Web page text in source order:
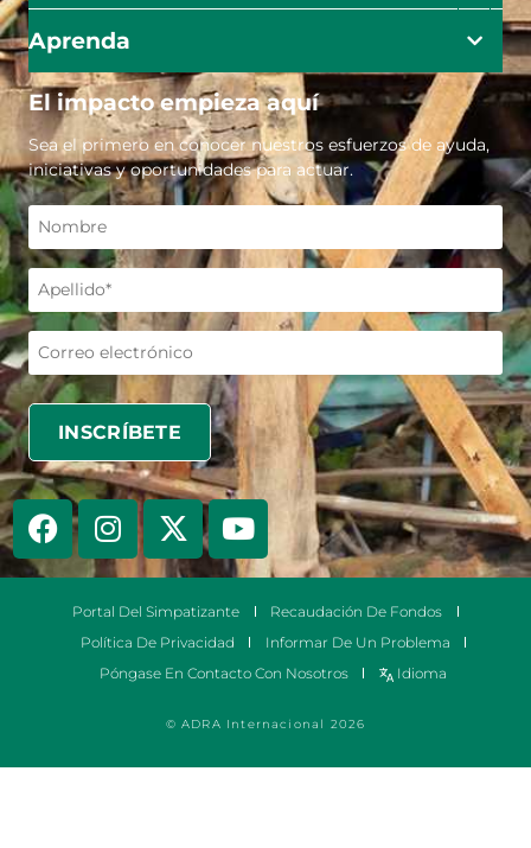
Aprenda
El impacto empieza aquí
Sea el primero en conocer nuestros esfuerzos de ayuda,
iniciativas y oportunidades para actuar.
© ADRA Internacional 2026
Portal Del Simpatizante
Recaudación De Fondos
Política De Privacidad
Informar De Un Problema
Póngase En Contacto Con Nosotros
Idioma